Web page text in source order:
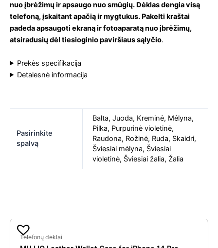
nuo įbrėžimų ir apsaugo nuo smūgių. Dėklas dengia visą
telefoną, įskaitant apačią ir mygtukus. Pakelti kraštai
padeda apsaugoti ekraną ir fotoaparatą nuo įbrėžimų,
atsiradusių dėl tiesioginio paviršiaus sąlyčio.
Prekės specifikacija
Detalesnė informacija
Pasirinkite
spalvą
Balta, Juoda, Kreminė, Mėlyna,
Pilka, Purpurinė violetinė,
Raudona, Rožinė, Ruda, Skaidri,
Šviesiai mėlyna, Šviesiai
violetinė, Šviesiai žalia, Žalia
Panašios prekės
Telefonų dėklaiprice